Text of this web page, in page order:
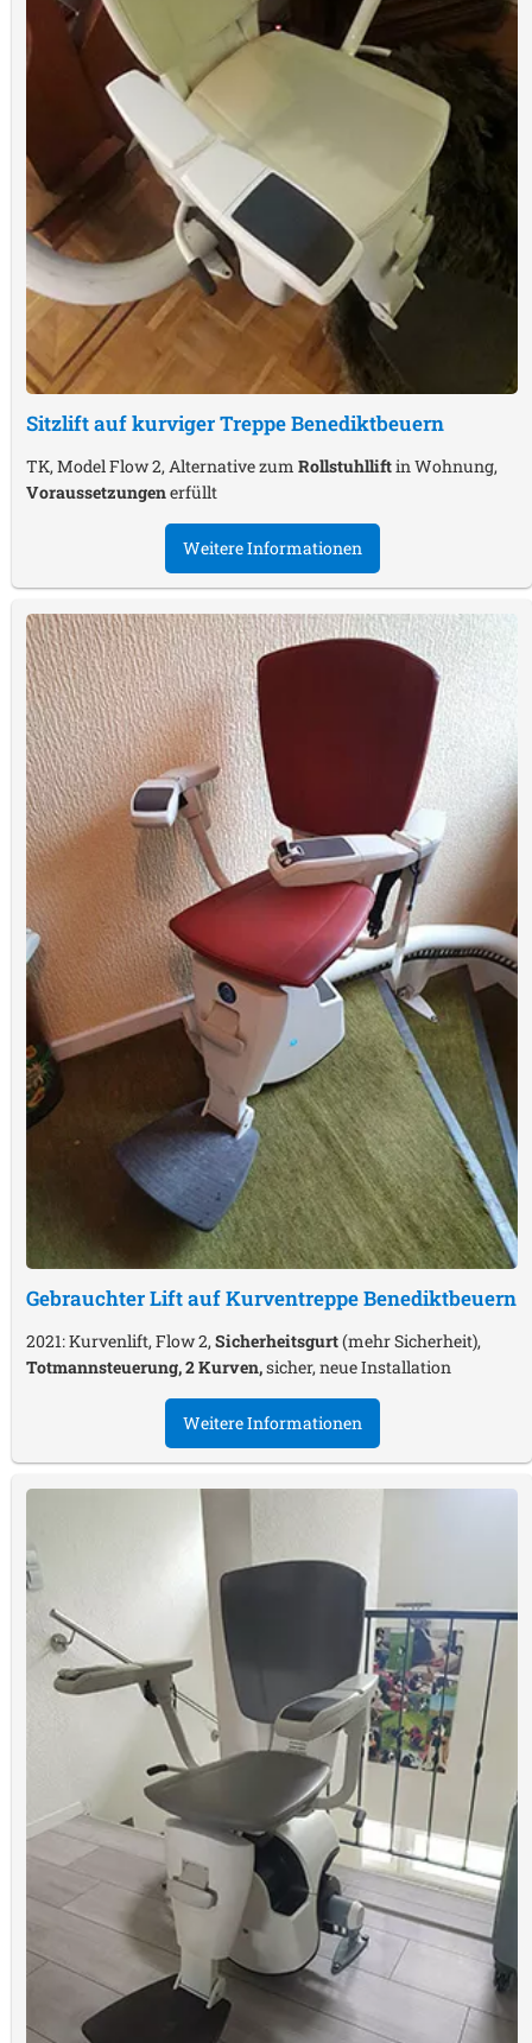
Sitzlift auf kurviger TreppeBenediktbeuern
TK, Model Flow 2, Alternative zum Rollstuhlliftin Wohnung,
Voraussetzungenerfüllt
Weitere Informationen
Gebrauchter Lift auf KurventreppeBenediktbeuern
2021: Kurvenlift, Flow 2, Sicherheitsgurt(mehr Sicherheit),
Totmannsteuerung, 2 Kurven,sicher, neue Installation
Weitere Informationen